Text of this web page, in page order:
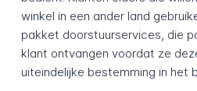
winkel in een ander land
pakket doorstuurservices, die
klant ontvangen voordat ze
uiteindelijke bestemming in het